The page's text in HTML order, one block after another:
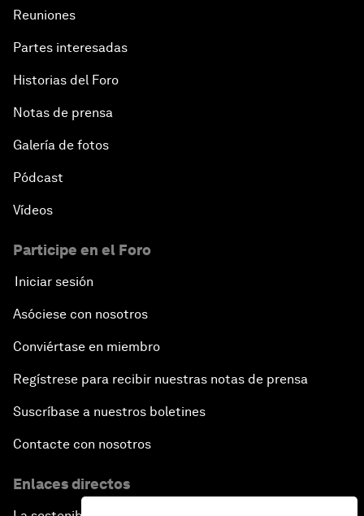
Reuniones
Partes interesadas
Historias del Foro
Notas de prensa
Galería de fotos
Pódcast
Vídeos
Participe en el Foro
Iniciar sesión
Asóciese con nosotros
Conviértase en miembro
Regístrese para recibir nuestras notas de prensa
Suscríbase a nuestros boletines
Contacte con nosotros
Enlaces directos